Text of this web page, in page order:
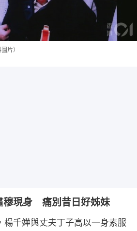
片）
穆現身 痛別昔日好姊妹
楊千嬅與丈夫丁子高以一身素服